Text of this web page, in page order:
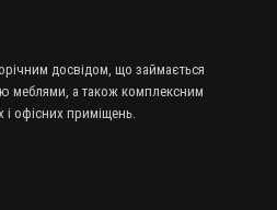
досвідом, що займається
меблями, а також комплексним
і офісних приміщень.